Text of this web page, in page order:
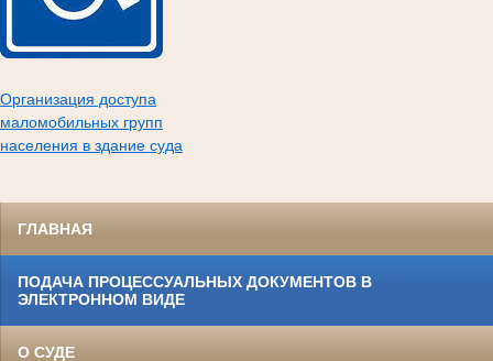
Организация доступа
маломобильных групп
населения в здание суда
ГЛАВНАЯ
ПОДАЧА ПРОЦЕССУАЛЬНЫХ ДОКУМЕНТОВ В
ЭЛЕКТРОННОМ ВИДЕ
О СУДЕ